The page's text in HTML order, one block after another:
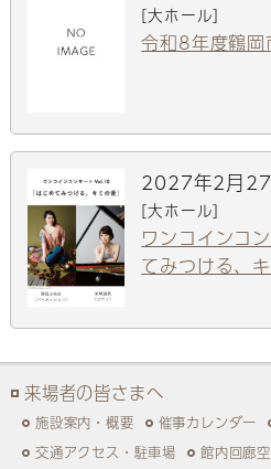
[大ホール]
令和8年度鶴岡
2027年2月
[大ホール]
ワンコインコ
てみつける、
来場者の皆さまへ
施設案内・概要 催事カレンダー
交通アクセス・駐車場
館内回廊